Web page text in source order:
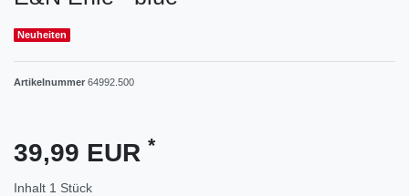
Neuheiten
Artikelnummer 64992.500
39,99 EUR *
Inhalt 1 Stück